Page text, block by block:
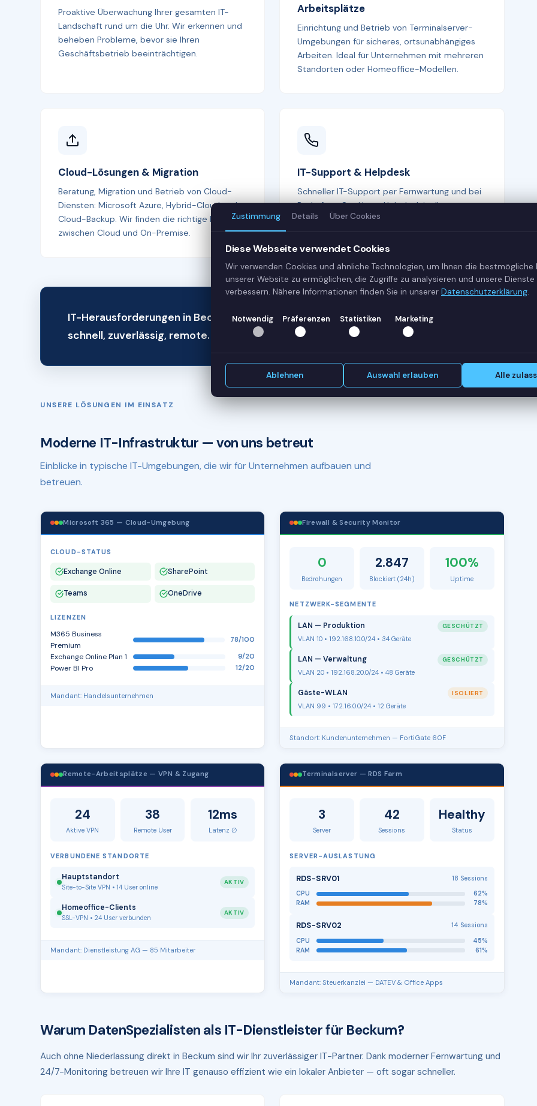
Proaktive Überwachung Ihrer gesamten IT-
Landschaft rund um die Uhr. Wir erkennen und
beheben Probleme, bevor sie Ihren
Geschäftsbetrieb beeinträchtigen.
Arbeitsplätze
Einrichtung und Betrieb von Terminalserver-
Umgebungen für sicheres, ortsunabhängiges
Arbeiten. Ideal für Unternehmen mit mehreren
Standorten oder Homeoffice-Modellen.
Cloud-Lösungen & Migration
Beratung, Migration und Betrieb von Cloud-
Diensten: Microsoft Azure, Hybrid-Cloud und
Cloud-Backup. Wir finden die richtige Balance
zwischen Cloud und On-Premise.
IT-Support & Helpdesk
Schneller IT-Support per Fernwartung und bei
Bedarf vor Ort. Unser Helpdesk ist Ihr erster
Ansprechpartner bei allen IT-Fragen —
IT-Herausforderungen in Beckum? Wir helfen —
schnell, zuverlässig, remote.
Erstgespräch vereinbaren
UNSERE LÖSUNGEN IM EINSATZ
Moderne IT-Infrastruktur — von uns betreut
Einblicke in typische IT-Umgebungen, die wir für Unternehmen aufbauen und
betreuen.
Microsoft 365 — Cloud-Umgebung
CLOUD-STATUS
Exchange Online SharePoint
Teams OneDrive
LIZENZEN
M365 Business
Premium
78/100
Exchange Online Plan 1 9/20
Power BI Pro 12/20
Mandant: Handelsunternehmen
Firewall & Security Monitor
0
Bedrohungen
2.847
Blockiert (24h)
100%
Uptime
NETZWERK-SEGMENTE
LAN — Produktion GESCHÜTZT
VLAN 10 • 192.168.10.0/24 • 34 Geräte
LAN — Verwaltung GESCHÜTZT
VLAN 20 • 192.168.20.0/24 • 48 Geräte
Gäste-WLAN ISOLIERT
VLAN 99 • 172.16.0.0/24 • 12 Geräte
Standort: Kundenunternehmen — FortiGate 60F
Remote-Arbeitsplätze — VPN & Zugang
24
Aktive VPN
38
Remote User
12ms
Latenz ∅
VERBUNDENE STANDORTE
Hauptstandort
Site-to-Site VPN • 14 User online
AKTIV
Homeoffice-Clients
SSL-VPN • 24 User verbunden
AKTIV
Mandant: Dienstleistung AG — 85 Mitarbeiter
Terminalserver — RDS Farm
3
Server
42
Sessions
Healthy
Status
SERVER-AUSLASTUNG
RDS-SRV01
18 Sessions
CPU
62%
RAM
78%
RDS-SRV02
14 Sessions
CPU
45%
RAM
61%
Mandant: Steuerkanzlei — DATEV & Office Apps
Warum DatenSpezialisten als IT-Dienstleister für Beckum?
Auch ohne Niederlassung direkt in Beckum sind wir Ihr zuverlässiger IT-Partner. Dank moderner Fernwartung und
24/7-Monitoring betreuen wir Ihre IT genauso effizient wie ein lokaler Anbieter — oft sogar schneller.
Zustimmung Details Über Cookies
Diese Webseite verwendet Cookies
Wir verwenden Cookies und ähnliche Technologien, um Ihnen die bestmögliche
unserer Website zu ermöglichen, die Zugriffe zu analysieren und unsere
verbessern. Nähere Informationen finden Sie in unserer Datenschutzerklärung.
Notwendig Präferenzen Statistiken Marketing
Ablehnen Auswahl erlauben Alle